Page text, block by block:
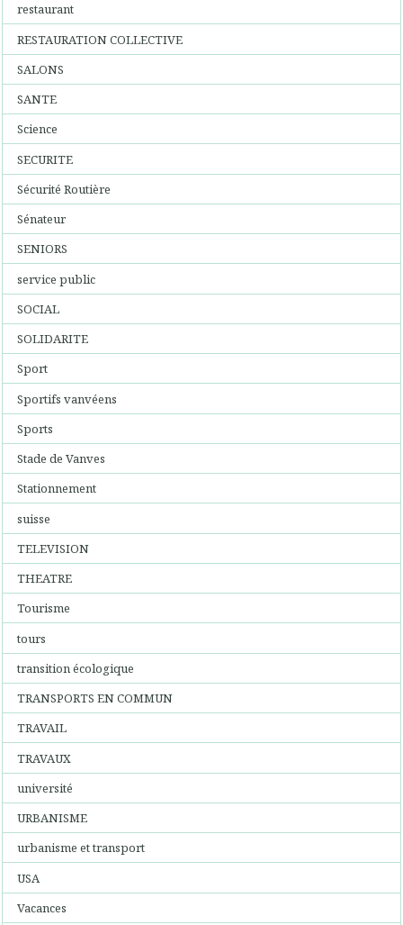
restaurant
RESTAURATION COLLECTIVE
SALONS
SANTE
Science
SECURITE
Sécurité Routière
Sénateur
SENIORS
service public
SOCIAL
SOLIDARITE
Sport
Sportifs vanvéens
Sports
Stade de Vanves
Stationnement
suisse
TELEVISION
THEATRE
Tourisme
tours
transition écologique
TRANSPORTS EN COMMUN
TRAVAIL
TRAVAUX
université
URBANISME
urbanisme et transport
USA
Vacances